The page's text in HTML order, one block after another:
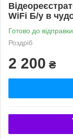
WiFi Б/у в
Готово до відправки
Роздріб
2 200 ₴